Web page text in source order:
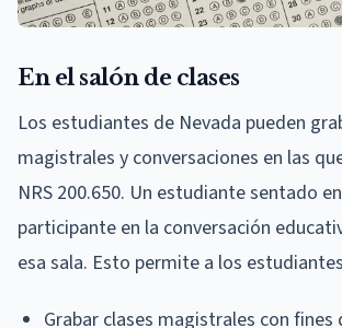
En el salón de clases
Los estudiantes de Nevada pueden
magistrales y conversaciones en las
NRS 200.650. Un estudiante sentado
participante en la conversación
esa sala. Esto permite a los
Grabar clases magistrales con fines